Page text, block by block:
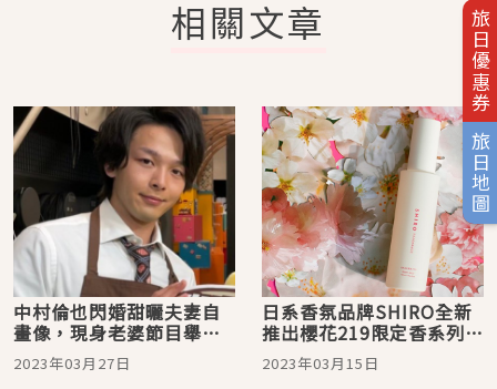
旅日優惠券
旅日地圖
相關文章
中村倫也閃婚甜曬夫妻自
畫像，現身老婆節目舉止
閃瞎網友
2023年03月27日
日系香氛品牌SHIRO全新
推出櫻花219限定香系列，
日本網友365天都想使用的
柔軟精首次限量登場！
2023年03月15日